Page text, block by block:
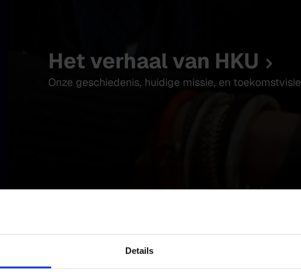
Details
Het verhaal van HKU
Onze geschiedenis, huidige missie, en toekomstvisie